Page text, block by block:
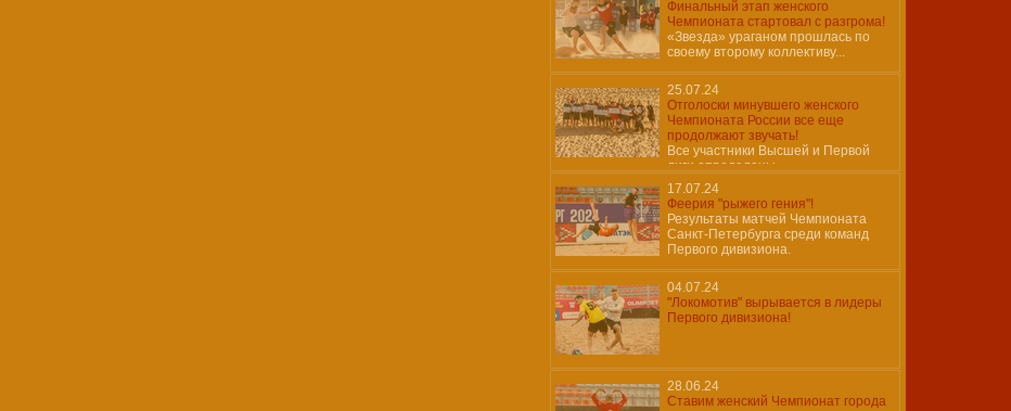
Финальный этап женского
Чемпионата стартовал с разгрома!
«Звезда» ураганом прошлась по
своему второму коллективу...
25.07.24
Отголоски минувшего женского
Чемпионата России все еще
продолжают звучать!
Все участники Высшей и Первой
лиги определены…
17.07.24
Феерия "рыжего гения"!
Результаты матчей Чемпионата
Санкт-Петербурга среди команд
Первого дивизиона.
04.07.24
"Локомотив" вырывается в лидеры
Первого дивизиона!
28.06.24
Ставим женский Чемпионат города